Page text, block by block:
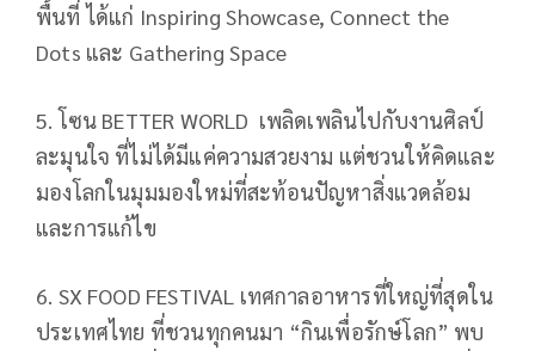
พื้นที่ ได้แก่ Inspiring Showcase, Connect the
Dots และ Gathering Space
5. โซน BETTER WORLD เพลิดเพลินไปกับงานศิลป์
ละมุนใจ ที่ไม่ได้มีแค่ความสวยงาม แต่ชวนให้คิดและ
มองโลกในมุมมองใหม่ที่สะท้อนปัญหาสิ่งแวดล้อม
และการแก้ไข
6. SX FOOD FESTIVAL เทศกาลอาหารที่ใหญ่ที่สุดใน
ประเทศไทย ที่ชวนทุกคนมา “กินเพื่อรักษ์โลก” พบ